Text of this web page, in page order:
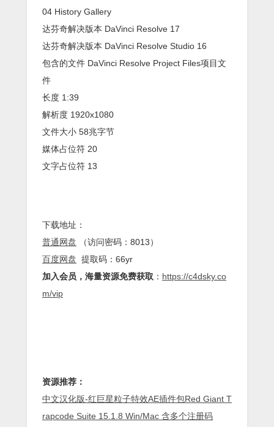
04 History Gallery
达芬奇解决版本 DaVinci Resolve 17
达芬奇解决版本 DaVinci Resolve Studio 16
包含的文件 DaVinci Resolve Project Files项目文
件
长度 1:39
解析度 1920x1080
文件大小 58兆字节
媒体占位符 20
文字占位符 13
下载地址：
普通网盘 （访问密码：8013）
百度网盘 提取码：66yr
加入会员，海量资源免费获取 ： https://c4dsky.co
m/vip
资源推荐：
中文汉化版-红巨星粒子特效AE插件包Red Giant T
rapcode Suite 15.1.8 Win/Mac 含多个注册码